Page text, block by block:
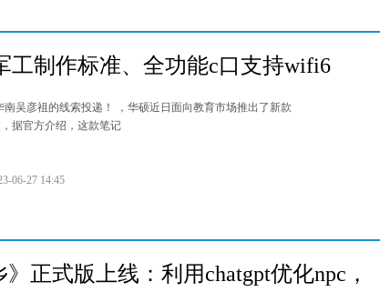
工制作标准、全功能c口支持wifi6
吴彦祖的线索投递！ ，华硕近日面向教育市场推出了新款
据官方介绍，这款笔记
06-27 14:45
正式版上线：利用chatgpt优化npc，